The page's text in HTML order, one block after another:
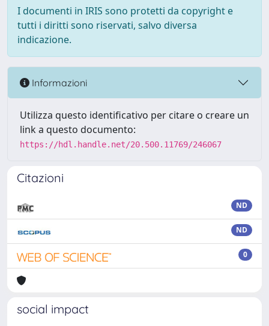
I documenti in IRIS sono protetti da copyright e
tutti i diritti sono riservati, salvo diversa
indicazione.
Informazioni
Utilizza questo identificativo per citare o creare un
link a questo documento:
https://hdl.handle.net/20.500.11769/246067
Citazioni
ND
ND
0
social impact